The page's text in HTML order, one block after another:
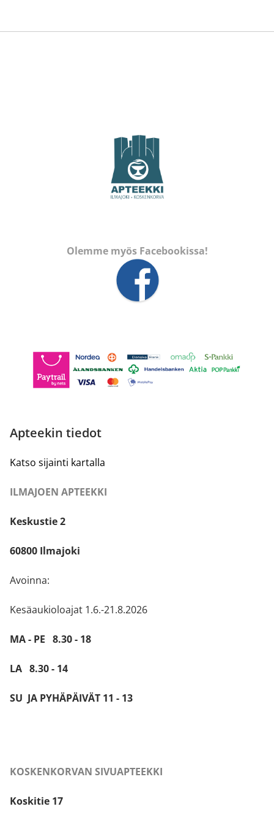
Olemme myös Facebookissa!
Apteekin tiedot
Katso sijainti kartalla
ILMAJOEN APTEEKKI
Keskustie 2
60800 Ilmajoki
Avoinna:
Kesäaukioloajat 1.6.-21.8.2026
MA - PE 8.30 - 18
LA 8.30 - 14
SU JA PYHÄPÄIVÄT 11 - 13
KOSKENKORVAN SIVUAPTEEKKI
Koskitie 17